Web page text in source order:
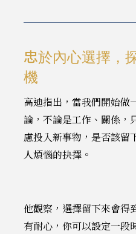
忠於內心選擇，
機
高迪指出，當我們開始做
論，不論是工作、關係，
慮投入新事物，是否該留
人煩惱的抉擇。
他觀察，選擇留下來會得
有耐心，你可以設定一段